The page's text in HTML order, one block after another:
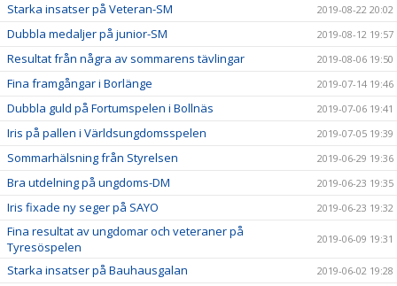
Starka insatser på Veteran-SM 2019-08-22 20:02
Dubbla medaljer på junior-SM 2019-08-12 19:57
Resultat från några av sommarens tävlingar 2019-08-06 19:50
Fina framgångar i Borlänge 2019-07-14 19:46
Dubbla guld på Fortumspelen i Bollnäs 2019-07-06 19:41
Iris på pallen i Världsungdomsspelen 2019-07-05 19:39
Sommarhälsning från Styrelsen 2019-06-29 19:36
Bra utdelning på ungdoms-DM 2019-06-23 19:35
Iris fixade ny seger på SAYO 2019-06-23 19:32
Fina resultat av ungdomar och veteraner på
Tyresöspelen
2019-06-09 19:31
Starka insatser på Bauhausgalan 2019-06-02 19:28